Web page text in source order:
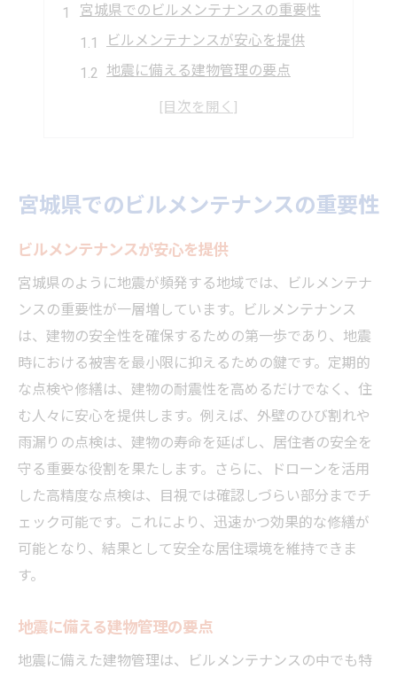
宮城県でのビルメンテナンスの重要性
ビルメンテナンスが安心を提供
地震に備える建物管理の要点
耐震性を高めるメンテナンス方法
宮城県での管理事例と効果
ビルメンテナンスで安全性向上
建物の寿命を延ばす管理技術
地震に強い建物作りの基礎
快適な環境を維持する方法
安心して住める環境の提供
地震に強いビルを保つ秘訣
ビルメンテナンスで地震対策
強度を保つための工夫と技術
耐震性能を高める最新技術
建物の安全性を確保する方法
宮城県でのビルメンテナンスの重要性
ビルメンテナンスが安心を提供
宮城県のように地震が頻発する地域では、ビルメンテナ
ンスの重要性が一層増しています。ビルメンテナンス
は、建物の安全性を確保するための第一歩であり、地震
時における被害を最小限に抑えるための鍵です。定期的
な点検や修繕は、建物の耐震性を高めるだけでなく、住
む人々に安心を提供します。例えば、外壁のひび割れや
雨漏りの点検は、建物の寿命を延ばし、居住者の安全を
守る重要な役割を果たします。さらに、ドローンを活用
した高精度な点検は、目視では確認しづらい部分までチ
ェック可能です。これにより、迅速かつ効果的な修繕が
可能となり、結果として安全な居住環境を維持できま
す。
地震に備える建物管理の要点
地震に備えた建物管理は、ビルメンテナンスの中でも特